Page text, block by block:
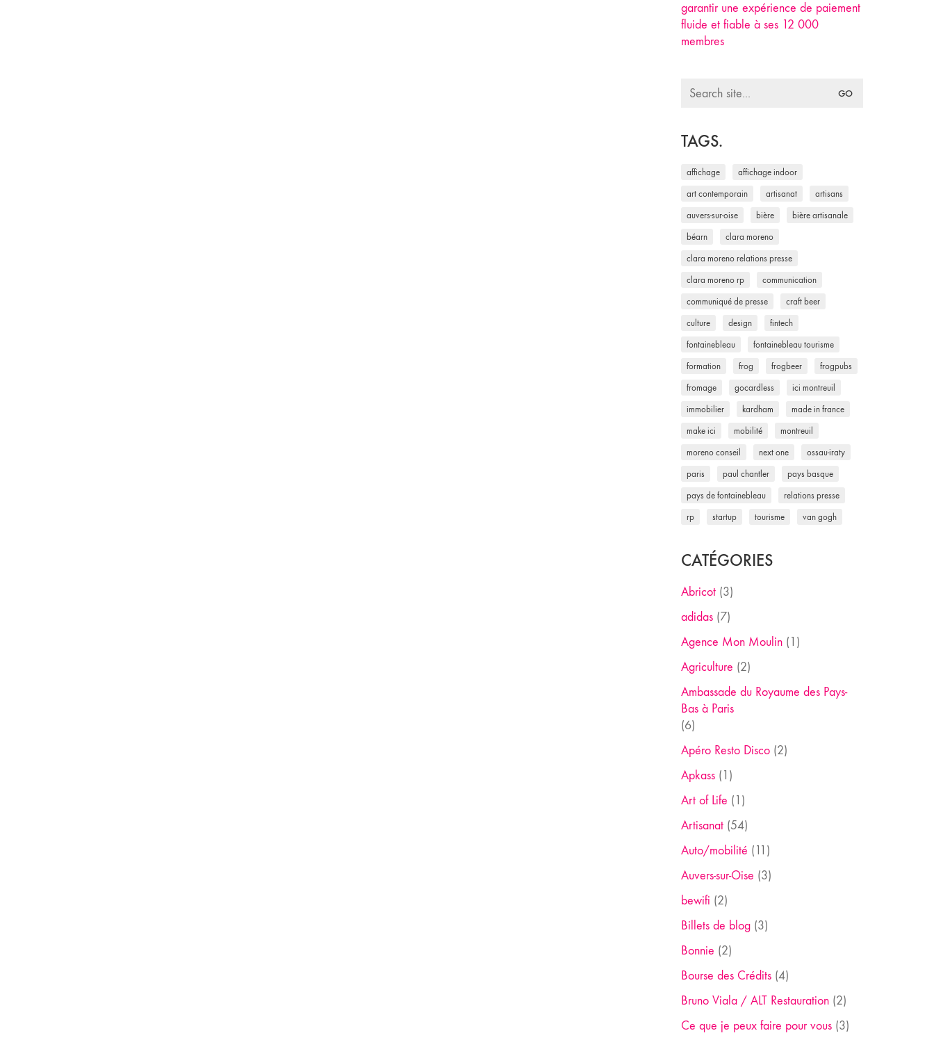
garantir une expérience de paiement
fluide et fiable à ses 12 000
membres
Search
TAGS.
affichage affichage indoor
art contemporain artisanat artisans
auvers-sur-oise bière bière artisanale
béarn clara moreno
clara moreno relations presse
clara moreno rp communication
communiqué de presse craft beer
culture design fintech
fontainebleau fontainebleau tourisme
formation frog frogbeer frogpubs
fromage gocardless ici montreuil
immobilier kardham made in france
make ici mobilité montreuil
moreno conseil next one ossau-iraty
paris paul chantler pays basque
pays de fontainebleau relations presse
rp startup tourisme van gogh
CATÉGORIES
Abricot(3)
adidas(7)
Agence Mon Moulin(1)
Agriculture (2)
Ambassade du Royaume des Pays-
Bas à Paris
(6)
Apéro Resto Disco(2)
Apkass(1)
Art of Life (1)
Artisanat(54)
Auto/mobilité (11)
Auvers-sur-Oise (3)
bewifi (2)
Billets de blog(3)
Bonnie (2)
Bourse des Crédits(4)
Bruno Viala / ALT Restauration(2)
Ce que je peux faire pour vous(3)